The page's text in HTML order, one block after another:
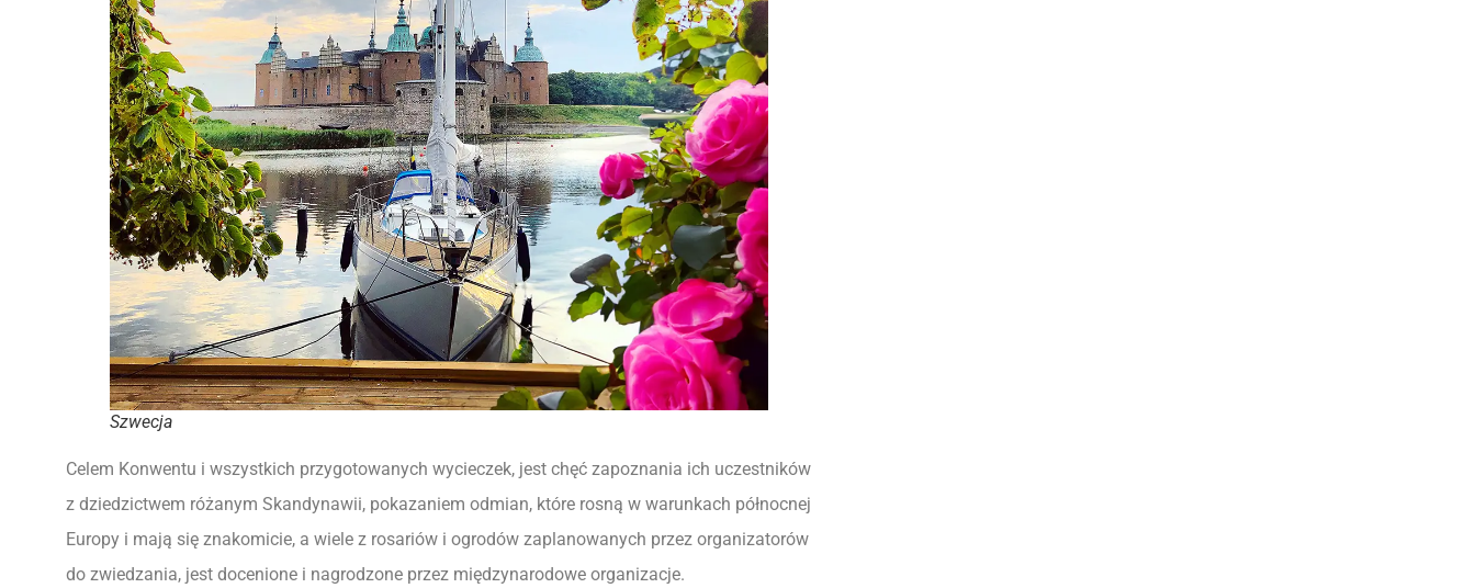
Szwecja
Celem Konwentu i wszystkich przygotowanych wycieczek, jest chęć zapoznania ich uczestników
z dziedzictwem różanym Skandynawii, pokazaniem odmian, które rosną w warunkach północnej
Europy i mają się znakomicie, a wiele z rosariów i ogrodów zaplanowanych przez organizatorów
do zwiedzania, jest docenione i nagrodzone przez międzynarodowe organizacje.